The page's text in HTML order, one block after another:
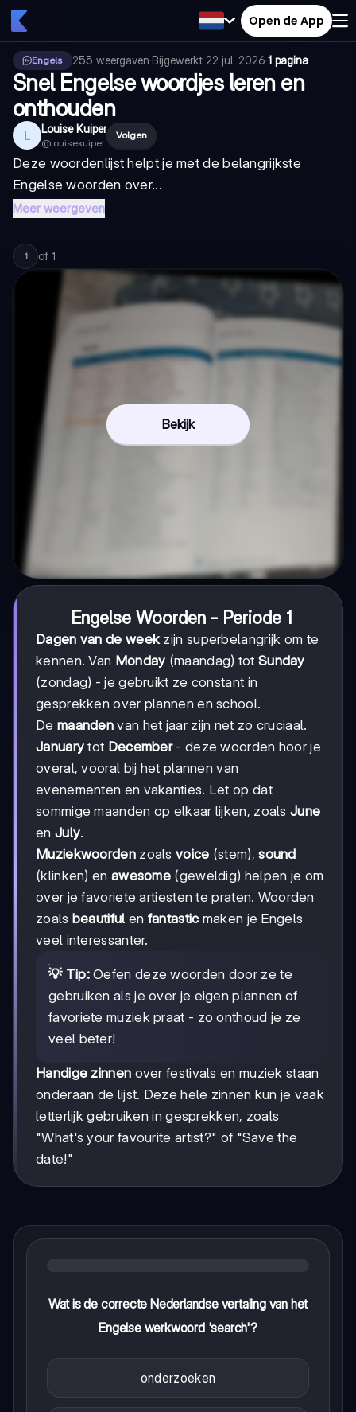
Open de App
Engels 255 weergaven·Bijgewerkt 22 jul. 2026·1 pagina
Snel Engelse woordjes leren en
onthouden
L Louise Kuiper
@louisekuiper
Volgen
Deze woordenlijst helpt je met de belangrijkste
Engelse woorden over...
Meer weergeven
1 of 1
Bekijk
Engelse Woorden - Periode 1
Dagen van de weekzijn superbelangrijk om te
kennen. Van Monday (maandag) tot Sunday
(zondag) - je gebruikt ze constant in
gesprekken over plannen en school.
De maanden van het jaar zijn net zo cruciaal.
January tot December- deze woorden hoor je
overal, vooral bij het plannen van
evenementen en vakanties. Let op dat
sommige maanden op elkaar lijken, zoals June
en July.
Muziekwoordenzoalsvoice (stem),sound
(klinken) en awesome (geweldig) helpen je om
over je favoriete artiesten te praten. Woorden
zoals beautiful en fantastic maken je Engels
veel interessanter.
💡 Tip:Oefen deze woorden door ze te
gebruiken als je over je eigen plannen of
favoriete muziek praat - zo onthoud je ze
veel beter!
Handige zinnen over festivals en muziek staan
onderaan de lijst. Deze hele zinnen kun je vaak
letterlijk gebruiken in gesprekken, zoals
"What's your favourite artist?" of "Save the
date!"
Wat is de correcte Nederlandse vertaling van het
Engelse werkwoord 'search'?
onderzoeken